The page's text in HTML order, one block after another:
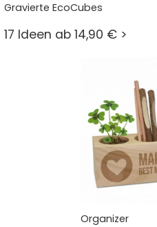
Gravierte EcoCubes
17 Ideen ab 14,90 € >
Organizer